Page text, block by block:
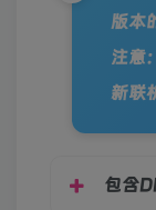
版本
注意
新联
包含